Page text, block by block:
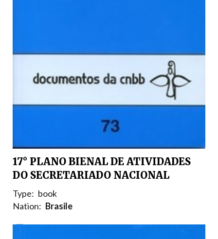
17° PLANO BIENAL DE ATIVIDADES
DO SECRETARIADO NACIONAL
Type: book
Nation: Brasile